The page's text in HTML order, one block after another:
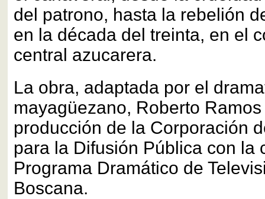
del patrono, hasta la rebelión
en la década del treinta, en el
central azucarera.
La obra, adaptada por el
mayagüezano, Roberto
producción de la Corporación
para la Difusión Pública con la
Programa Dramático de
Boscana.